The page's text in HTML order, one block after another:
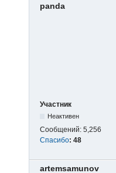
panda
Участник
Неактивен
Сообщений: 5,256
Спасибо: 48
artemsamunov